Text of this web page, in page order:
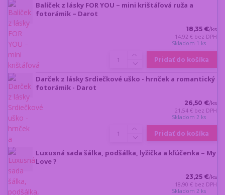
Balíček z lásky FOR YOU – mini krištáľová ruža a
fotorámik – Darot
18,35 €/ks
14,92 € bez DPH
Skladom 1 ks
Pridať do košíka
Darček z lásky Srdiečkové uško - hrnček a romantický
fotorámik - Darot
26,50 €/ks
21,54 € bez DPH
Skladom 2 ks
Pridať do košíka
Luxusná sada šálka, podšálka, lyžička a kľúčenka – My
Love ?
23,25 €/ks
18,90 € bez DPH
Skladom 2 ks